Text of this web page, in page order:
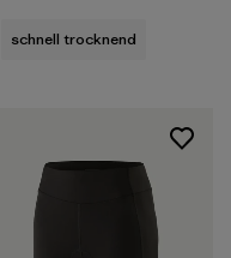
schnell trocknend